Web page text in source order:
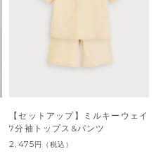
【セットアップ】ミルキーウェイ
7分袖トップス&パンツ
2,475円 （税込）